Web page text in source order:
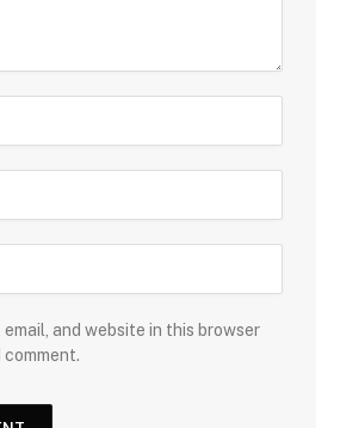
email, and website in this browser